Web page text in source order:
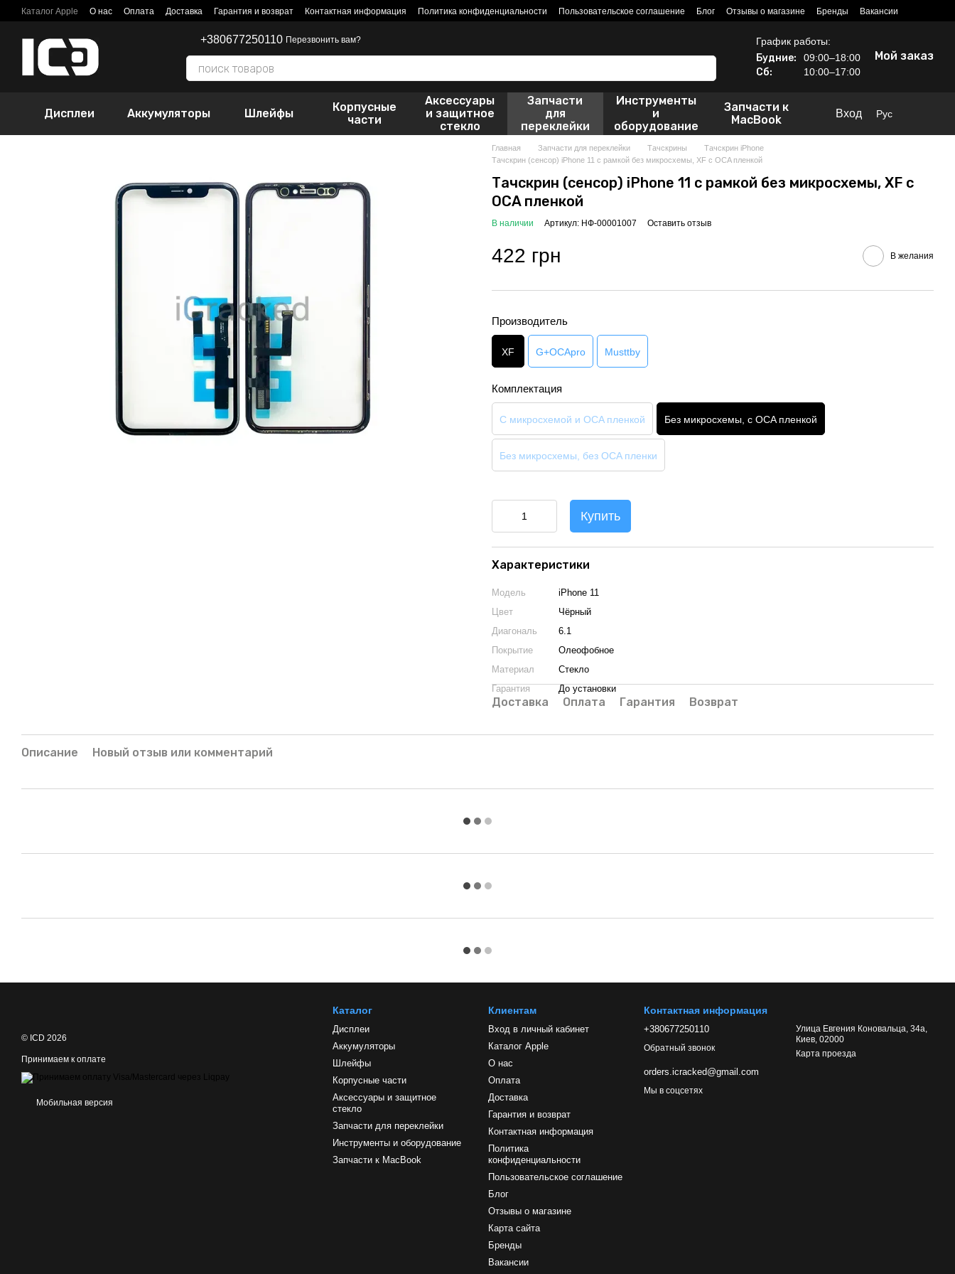
Перейти к основному контенту
Каталог Apple О нас Оплата Доставка Гарантия и возврат Контактная информация Политика конфиденциальности Пользовательское соглашение Блог Отзывы о магазине Бренды Вакансии
+380677250110 Перезвонить вам? График работы:
Будние: 09:00–18:00
Сб: 10:00–17:00
Мой заказ
Дисплеи Аккумуляторы Шлейфы
Корпусные
части
Аксессуары
и защитное
стекло
Запчасти
для
переклейки
Инструменты
и
оборудование
Запчасти к
MacBook
Вход Рус
Главная Запчасти для переклейки Тачскрины
Тачскрин iPhone
Тачскрин (сенсор) iPhone 11 с рамкой без микросхемы, XF с OCA пленкой
Тачскрин (сенсор) iPhone 11 с рамкой без микросхемы, XF с
OCA пленкой
В наличии Артикул: НФ-00001007 Оставить отзыв
422 грн В желания
Производитель
XF G+OCApro Musttby
Комплектация
С микросхемой и OCA пленкой Без микросхемы, с OCA пленкой
Без микросхемы, без OCA пленки
Купить
Характеристики
Модель
iPhone 11
Цвет
Чёрный
Диагональ
6.1
Покрытие
Олеофобное
Материал
Стекло
Гарантия
До установки
Доставка Оплата Гарантия Возврат
Описание Новый отзыв или комментарий
© ICD 2026
Принимаем к оплате
Мобильная версия
Каталог
Дисплеи
Аккумуляторы
Шлейфы
Корпусные части
Аксессуары и защитное
стекло
Запчасти для переклейки
Инструменты и оборудование
Запчасти к MacBook
Клиентам
Вход в личный кабинет
Каталог Apple
О нас
Оплата
Доставка
Гарантия и возврат
Контактная информация
Политика
конфиденциальности
Пользовательское соглашение
Блог
Отзывы о магазине
Карта сайта
Бренды
Вакансии
Контактная информация
+380677250110
Обратный звонок
orders.icracked@gmail.com
Улица Евгения Коновальца, 34а,
Киев, 02000
Карта проезда
Мы в соцсетях